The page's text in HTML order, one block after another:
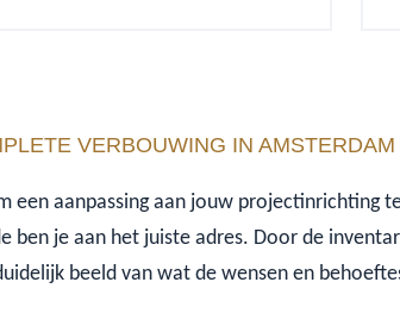
VERBOUWING IN AMSTERDAM
een aanpassing aan jouw projectinrichting
ben je aan het juiste adres. Door de
beeld van wat de wensen en